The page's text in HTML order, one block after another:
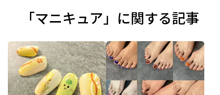
「マニキュア」に関する記事